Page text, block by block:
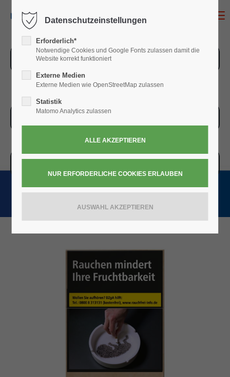
ZUR ÜBERSICHT
Datenschutzeinstellungen
Erforderlich*
Notwendige Cookies und Google Fonts zulassen damit die
Website korrekt funktioniert
Externe Medien
Externe Medien wie OpenStreetMap zulassen
Statistik
Matomo Analytics zulassen